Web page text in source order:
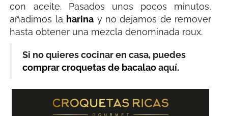
con aceite. Pasados unos pocos minutos,
añadimos la harina y no dejamos de remover
hasta obtener una mezcla denominada roux.
Si no quieres cocinar en casa, puedes
comprar croquetas de bacalaoaquí.